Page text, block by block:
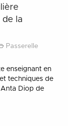
de la
Passerelle
enseignant en
techniques de
Anta Diop de